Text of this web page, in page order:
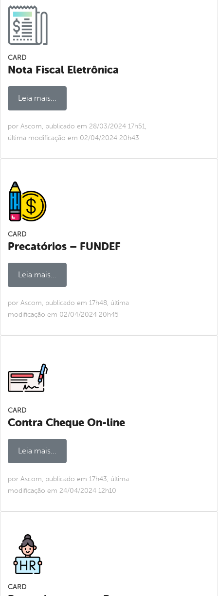
CARD
Nota Fiscal Eletrônica
Leia mais...
por Ascom, publicado em 28/03/2024 17h51,
última modificação em 02/04/2024 20h43
CARD
Precatórios – FUNDEF
Leia mais...
por Ascom, publicado em 17h48, última
modificação em 02/04/2024 20h45
CARD
Contra Cheque On-line
Leia mais...
por Ascom, publicado em 17h43, última
modificação em 24/04/2024 12h10
CARD